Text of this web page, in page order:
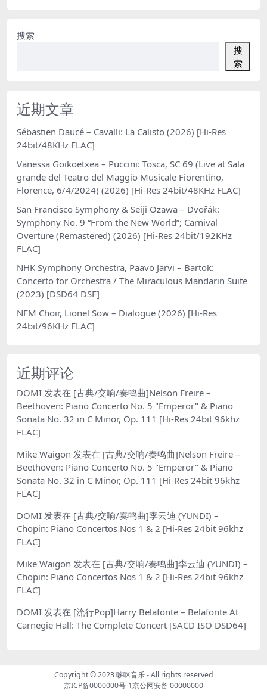
搜索
搜
索
近期文章
Sébastien Daucé – Cavalli: La Calisto (2026) [Hi-Res
24bit/48KHz FLAC]
Vanessa Goikoetxea – Puccini: Tosca, SC 69 (Live at Sala
grande del Teatro del Maggio Musicale Fiorentino,
Florence, 6/4/2024) (2026) [Hi-Res 24bit/48KHz FLAC]
San Francisco Symphony & Seiji Ozawa – Dvořák:
Symphony No. 9 “From the New World”; Carnival
Overture (Remastered) (2026) [Hi-Res 24bit/192KHz
FLAC]
NHK Symphony Orchestra, Paavo Järvi – Bartok:
Concerto for Orchestra / The Miraculous Mandarin Suite
(2023) [DSD64 DSF]
NFM Choir, Lionel Sow – Dialogue (2026) [Hi-Res
24bit/96KHz FLAC]
近期评论
DOMI 发表在 [古典/交响/奏鸣曲]Nelson Freire –
Beethoven: Piano Concerto No. 5 "Emperor" & Piano
Sonata No. 32 in C Minor, Op. 111 [Hi-Res 24bit 96khz
FLAC]
Mike Waigon 发表在 [古典/交响/奏鸣曲]Nelson Freire –
Beethoven: Piano Concerto No. 5 "Emperor" & Piano
Sonata No. 32 in C Minor, Op. 111 [Hi-Res 24bit 96khz
FLAC]
DOMI 发表在 [古典/交响/奏鸣曲]李云迪 (YUNDI) –
Chopin: Piano Concertos Nos 1 & 2 [Hi-Res 24bit 96khz
FLAC]
Mike Waigon 发表在 [古典/交响/奏鸣曲]李云迪 (YUNDI) –
Chopin: Piano Concertos Nos 1 & 2 [Hi-Res 24bit 96khz
FLAC]
DOMI 发表在 [流行Pop]Harry Belafonte – Belafonte At
Carnegie Hall: The Complete Concert [SACD ISO DSD64]
Copyright © 2023哆咪音乐- All rights reserved
京ICP备0000000号-1京公网安备 00000000